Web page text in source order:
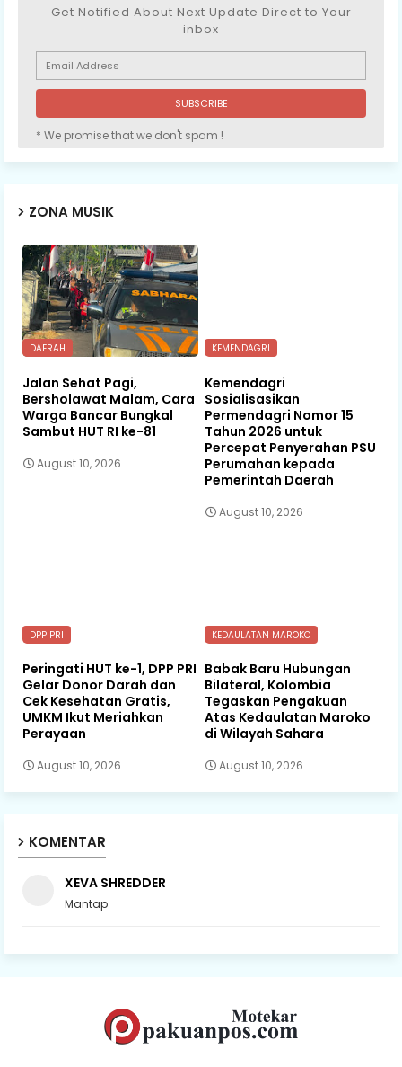
Get Notified About Next Update Direct to Your
inbox
* We promise that we don't spam !
ZONA MUSIK
DAERAH
Jalan Sehat Pagi,
Bersholawat Malam, Cara
Warga Bancar Bungkal
Sambut HUT RI ke-81
August 10, 2026
KEMENDAGRI
Kemendagri
Sosialisasikan
Permendagri Nomor 15
Tahun 2026 untuk
Percepat Penyerahan PSU
Perumahan kepada
Pemerintah Daerah
August 10, 2026
DPP PRI
Peringati HUT ke-1, DPP PRI
Gelar Donor Darah dan
Cek Kesehatan Gratis,
UMKM Ikut Meriahkan
Perayaan
August 10, 2026
KEDAULATAN MAROKO
Babak Baru Hubungan
Bilateral, Kolombia
Tegaskan Pengakuan
Atas Kedaulatan Maroko
di Wilayah Sahara
August 10, 2026
KOMENTAR
XEVA SHREDDER
Mantap